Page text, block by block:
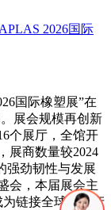
2026国际
国际橡塑展”在
展会规模再创新
个展厅，全馆开
展商数量较2024
强劲韧性与发展
会，本届展会主
为链接全球橡塑产